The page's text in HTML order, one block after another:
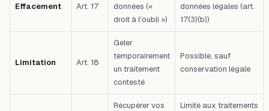
Effacement Art. 17
données («
droit à l'oubli »)
données légales (art.
17(3)(b))
Limitation Art. 18
Geler
temporairement
un traitement
contesté
Possible, sauf
conservation légale
Récupérer vos
Limité aux traitements